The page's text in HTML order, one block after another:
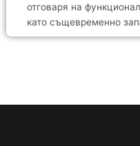
отговаря на
като същевременно